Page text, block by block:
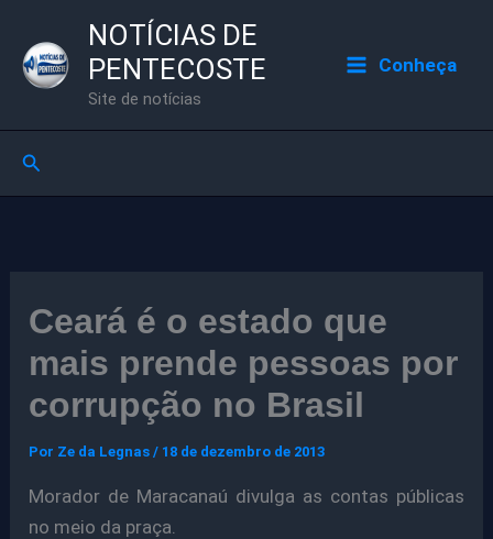
para
NOTÍCIAS DE
PENTECOSTE
Site de notícias
Conheça
Pesquisar
Ceará é o estado que
mais prende pessoas por
corrupção no Brasil
Por Ze da Legnas/ 18 de dezembro de 2013
Morador de Maracanaú divulga as contas públicas
no meio da praça.